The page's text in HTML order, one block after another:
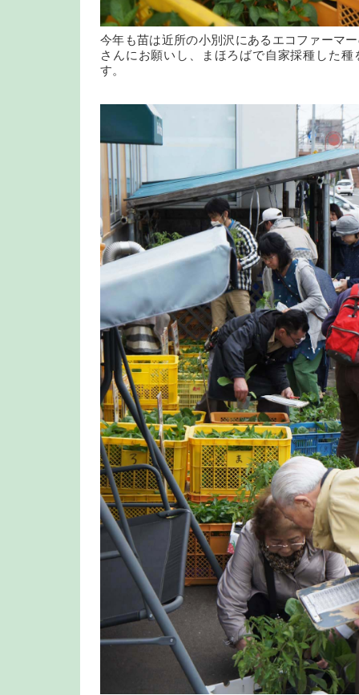
今年も苗は近所の小別沢にあるエコファーマ
さんにお願いし、まほろばで自家採種した
す。